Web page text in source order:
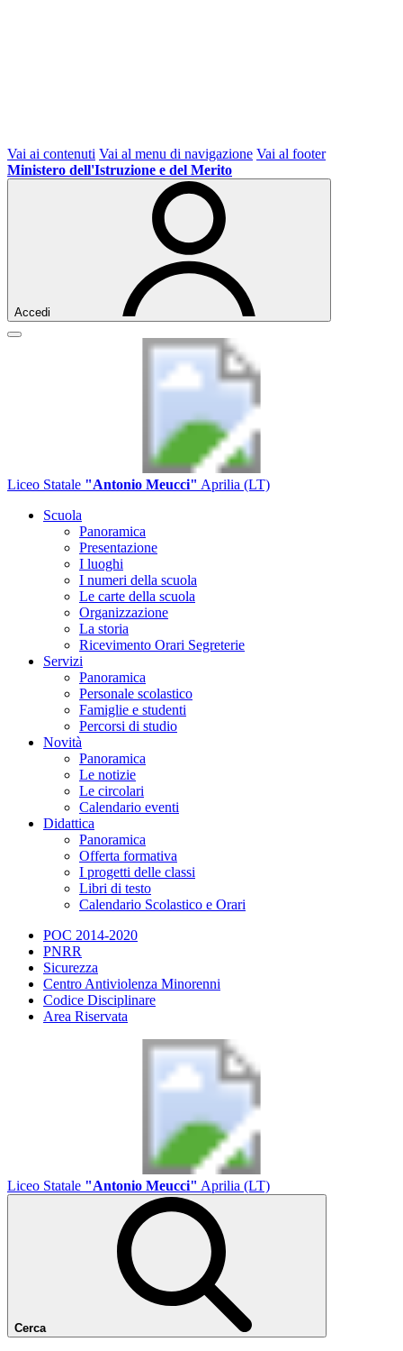
Vai ai contenuti Vai al menu di navigazione Vai al footer
Ministero dell'Istruzione e del Merito
Accedi
Liceo Statale "Antonio Meucci" Aprilia (LT)
Scuola
Panoramica
Presentazione
I luoghi
I numeri della scuola
Le carte della scuola
Organizzazione
La storia
Ricevimento Orari Segreterie
Servizi
Panoramica
Personale scolastico
Famiglie e studenti
Percorsi di studio
Novità
Panoramica
Le notizie
Le circolari
Calendario eventi
Didattica
Panoramica
Offerta formativa
I progetti delle classi
Libri di testo
Calendario Scolastico e Orari
POC 2014-2020
PNRR
Sicurezza
Centro Antiviolenza Minorenni
Codice Disciplinare
Area Riservata
Liceo Statale "Antonio Meucci" Aprilia (LT)
Cerca